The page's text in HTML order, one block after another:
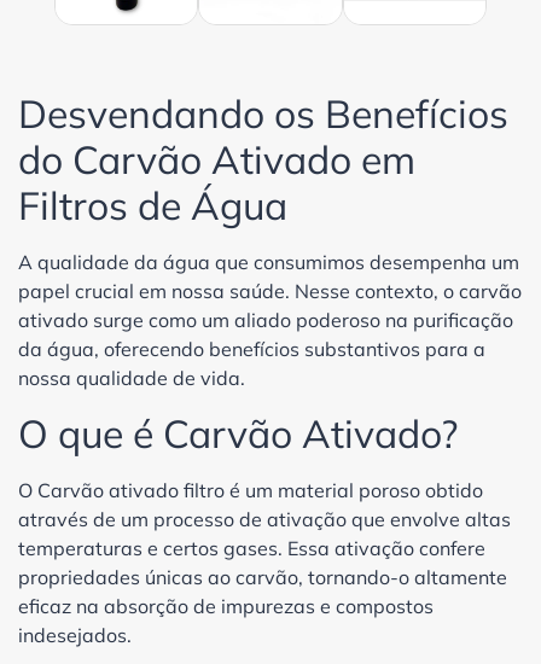
Desvendando os Benefícios
do Carvão Ativado em
Filtros de Água
A qualidade da água que consumimos desempenha um
papel crucial em nossa saúde. Nesse contexto, o carvão
ativado surge como um aliado poderoso na purificação
da água, oferecendo benefícios substantivos para a
nossa qualidade de vida.
O que é Carvão Ativado?
O Carvão ativado filtro é um material poroso obtido
através de um processo de ativação que envolve altas
temperaturas e certos gases. Essa ativação confere
propriedades únicas ao carvão, tornando-o altamente
eficaz na absorção de impurezas e compostos
indesejados.